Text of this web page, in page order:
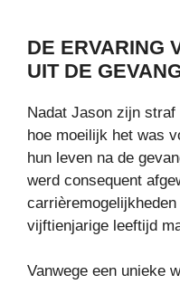
DE ERVARING
UIT DE
Nadat Jason zijn
hoe moeilijk het was
hun leven na de
werd consequent
vijftienjarige leeftijd
Vanwege een unieke